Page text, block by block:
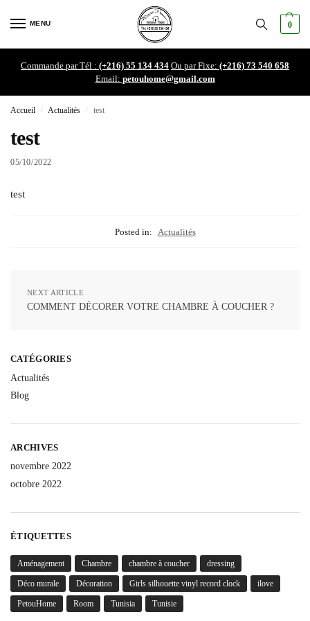
MENU 0
Commande par Tél : (+216) 55 134 434 Ou par Fixe: (+216) 73 540 658
Email: petouhome@gmail.com
Accueil / Actualités / test
test
05/10/2022
test
Posted in: Actualités
NEXT ARTICLE
COMMENT DÉCORER VOTRE CHAMBRE À COUCHER ?
CATÉGORIES
Actualités
Blog
ARCHIVES
novembre 2022
octobre 2022
ÉTIQUETTES
Aménagement Chambre chambre à coucher dressing
Déco murale Décoration Girls silhouette vinyl record clock ilove
PetouHome Room Tunisia Tunisie